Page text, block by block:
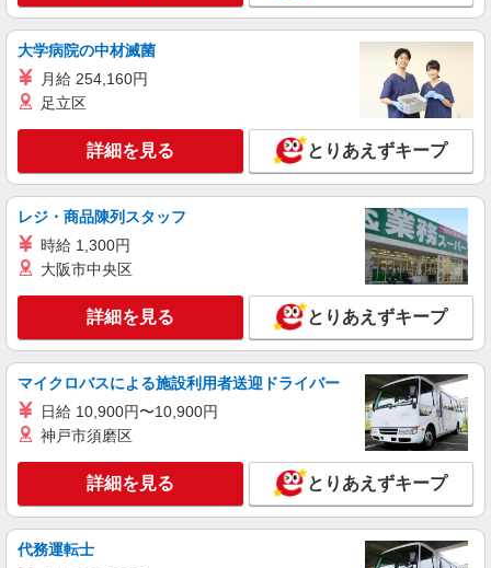
掃・など）
時給1270円 22:00〜翌5:00：時給1600円 高校
生：時給1122円 ■特別手当 特別時給〈5:00-9:00も
深夜時給と同額〉
京都府京都市南区東九条上殿田町53番1 第一
キープ 詳細を見る
丸亀製麺イオンモール京都桂川店
時給1200円〜 ☆土日祝は時給200円UP!!
京都府京都市南区久世高田町３７６－１イオン
モール京都桂川３Ｆ
キープ 詳細を見る
アルバイト パート
豚屋とん一イオンモール京都桂川店
調理・接客スタッフ
時給1200円〜 ☆土日祝は時給200円UP!!
京都府京都市南区久世高田町３７６－１イオン
大学病院の中材滅菌
月給 254,160円
足立区
詳細を見る とりあえずキープ
レジ・商品陳列スタッフ
時給 1,300円
大阪市中央区
詳細を見る とりあえずキープ
マイクロバスによる施設利用者送迎ドライバー
日給 10,900円〜10,900円
神戸市須磨区
詳細を見る とりあえずキープ
代務運転士